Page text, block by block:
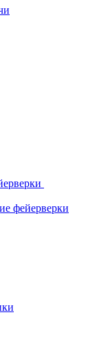
фейерверки